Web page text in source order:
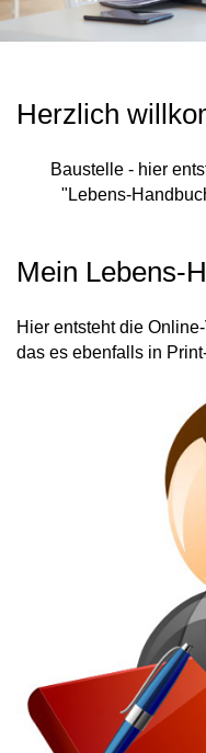
Herzlich
Baustelle - hier
"Lebens-
Mein Lebens-
Hier entsteht die
das es ebenfalls in